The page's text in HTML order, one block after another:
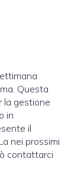
Questa
la gestione
in
il
nei prossimi
contattarci